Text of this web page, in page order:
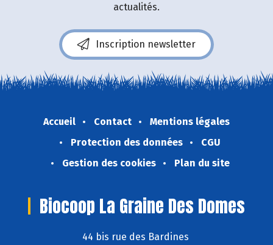
actualités.
Inscription newsletter
Accueil Contact
Mentions légales
Protection des données
CGU
Gestion des cookies
Plan du site
Biocoop La Graine Des Domes
44 bis rue des Bardines